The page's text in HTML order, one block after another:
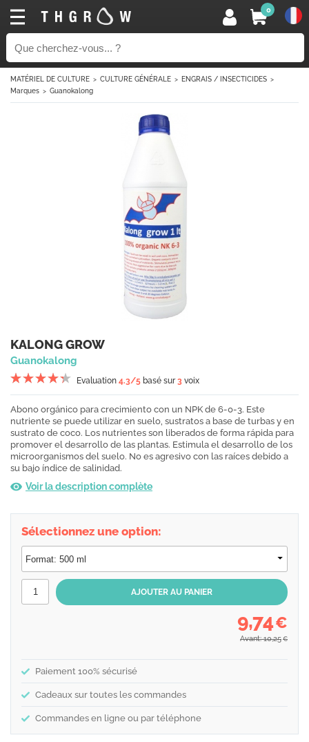
0
MATÉRIEL DE CULTURE CULTURE GÉNÉRALE
ENGRAIS / INSECTICIDES
Marques
Guanokalong
KALONG GROW
Guanokalong
Evaluation 4.3/5 basé sur3 voix
Abono orgánico para crecimiento con un NPK de 6-0-3. Este
nutriente se puede utilizar en suelo, sustratos a base de turbas y en
sustrato de coco. Los nutrientes son liberados de forma rápida para
promover el desarrollo de las plantas. Estimula el desarrollo de los
microorganismos del suelo. No es agresivo con las raíces debido a
su bajo índice de salinidad.
Voir la description complète
Sélectionnez une option:
9,74€
Avant: 10,25 €
Paiement 100% sécurisé
Cadeaux sur toutes les commandes
Commandes en ligne ou par téléphone